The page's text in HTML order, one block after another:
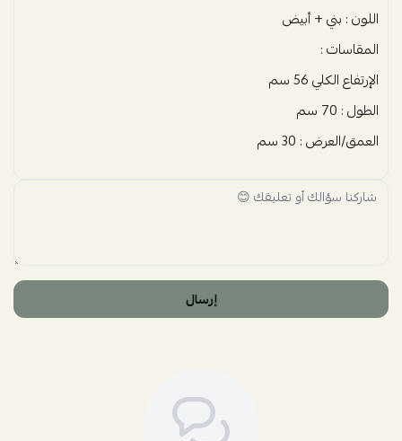
اللون : بني + أبيض
المقاسات :
الإرتفاع الكلي 56 سم
الطول : 70 سم
العمق/العرض : 30 سم
إرسال